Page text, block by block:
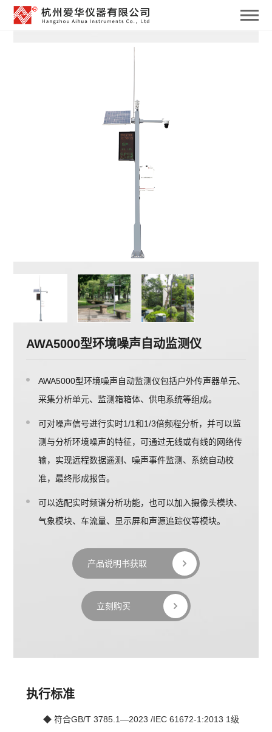
AWA5000型环境噪声自动监测仪
AWA5000型环境噪声自动监测仪包括户外传声器单元、
采集分析单元、监测箱箱体、供电系统等组成。
可对噪声信号进行实时1/1和1/3倍频程分析，并可以监
测与分析环境噪声的特征，可通过无线或有线的网络传
输，实现远程数据遥测、噪声事件监测、系统自动校
准，最终形成报告。
可以选配实时频谱分析功能，也可以加入摄像头模块、
气象模块、车流量、显示屏和声源追踪仪等模块。
产品说明书获取
立刻购买
执行标准
◆ 符合GB/T 3785.1—2023 /IEC 61672-1:2013 1级